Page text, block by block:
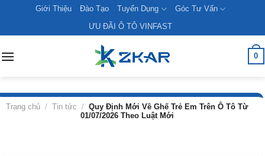
content
Giới Thiệu Đào Tạo Tuyển Dụng
Góc Tư Vấn
ƯU ĐÃI Ô TÔ VINFAST
0
Trang chủ / Tin tức / Quy Định Mới Về Ghế Trẻ Em Trên Ô Tô Từ
01/07/2026 Theo Luật Mới